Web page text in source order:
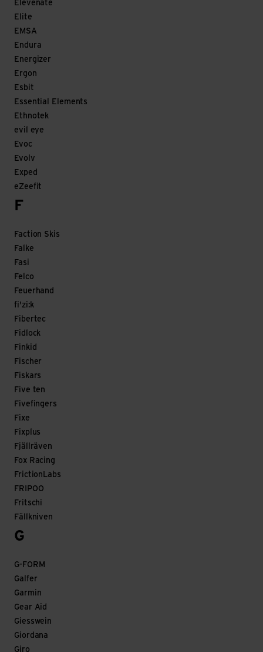
Elevenate
Elite
EMSA
Endura
Energizer
Ergon
Esbit
Essential Elements
Ethnotek
evil eye
Evoc
Evolv
Exped
eZeefit
F
Faction Skis
Falke
Fasi
Felco
Feuerhand
fi'zi:k
Fibertec
Fidlock
Finkid
Fischer
Fiskars
Five ten
Fivefingers
Fixe
Fixplus
Fjällräven
Fox Racing
FrictionLabs
FRIPOO
Fritschi
Fällkniven
G
G-FORM
Galfer
Garmin
Gear Aid
Giesswein
Giordana
Giro